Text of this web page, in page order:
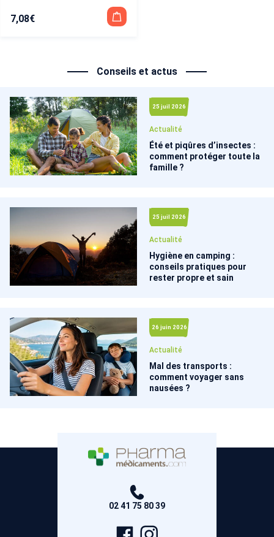
7,08€
Conseils et actus
25 juil 2026
Actualité
Été et piqûres d’insectes :
comment protéger toute la
famille ?
25 juil 2026
Actualité
Hygiène en camping :
conseils pratiques pour
rester propre et sain
26 juin 2026
Actualité
Mal des transports :
comment voyager sans
nausées ?
02 41 75 80 39
Page